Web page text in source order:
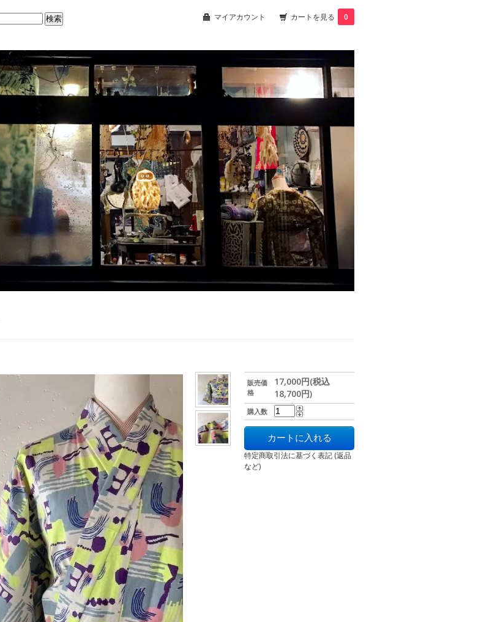
マイアカウント カートを見る 0
販売価
格
17,000円(税込
18,700円)
購入数
特定商取引法に基づく表記 (返品
など)